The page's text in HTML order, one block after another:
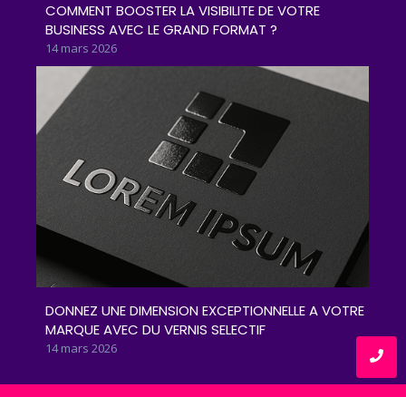
COMMENT BOOSTER LA VISIBILITE DE VOTRE
BUSINESS AVEC LE GRAND FORMAT ?
14 mars 2026
DONNEZ UNE DIMENSION EXCEPTIONNELLE A VOTRE
MARQUE AVEC DU VERNIS SELECTIF
14 mars 2026